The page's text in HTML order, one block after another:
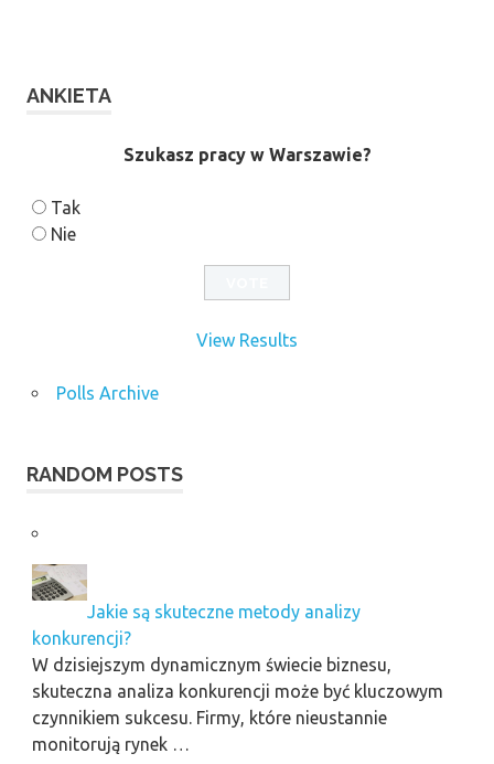
ANKIETA
Szukasz pracy w Warszawie?
Tak
Nie
View Results
Polls Archive
RANDOM POSTS
Jakie są skuteczne metody analizy
konkurencji?
W dzisiejszym dynamicznym świecie biznesu,
skuteczna analiza konkurencji może być kluczowym
czynnikiem sukcesu. Firmy, które nieustannie
monitorują rynek …